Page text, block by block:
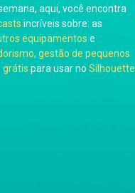
aqui, você encontra
incríveis sobre: as
equipamentos e
gestão de pequenos
grátis para usar no Silhouette